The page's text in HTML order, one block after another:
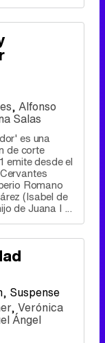
, Alfonso
Salas
es una
de corte
emite desde el
Romano
(Isabel de
de Juana I ...
Suspense
, Verónica
Ángel